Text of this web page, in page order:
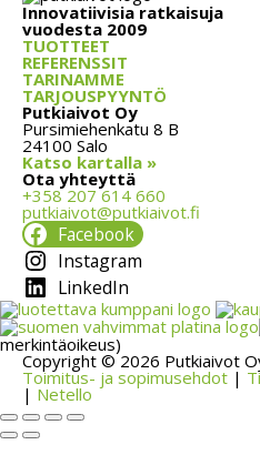
Innovatiivisia ratkaisuja
vuodesta 2009
TUOTTEET
REFERENSSIT
TARINAMME
TARJOUSPYYNTÖ
Putkiaivot Oy
Pursimiehenkatu 8 B
24100 Salo
Katso kartalla »
Ota yhteyttä
+358 207 614 660
putkiaivot@putkiaivot.fi
Facebook
Instagram
LinkedIn
merkintäoikeus)
Copyright © 2026 Putkiaivot
Toimitus- ja sopimusehdot |
| Netello